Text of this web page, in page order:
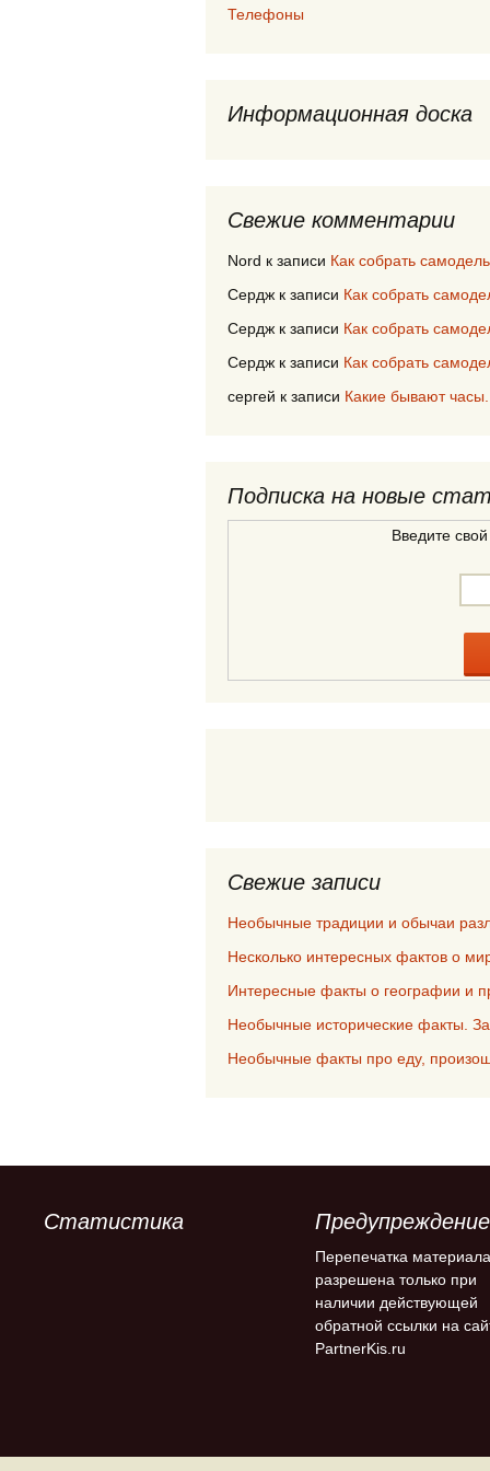
Телефоны
Информационная доска
Свежие комментарии
Nord к записи Как собрать
Сердж к записи Как собрать
Сердж к записи Как собрать
Сердж к записи Как собрать
сергей к записи Какие бывают
Подписка на новые
Введите
Свежие записи
Необычные традиции и обычаи
Несколько интересных фактов о
Интересные факты о географии и
Необычные исторические факты.
Необычные факты про еду,
Статистика Предупреждение
Перепечатка материала
разрешена только при
наличии действующей
обратной ссылки на
PartnerKis.ru